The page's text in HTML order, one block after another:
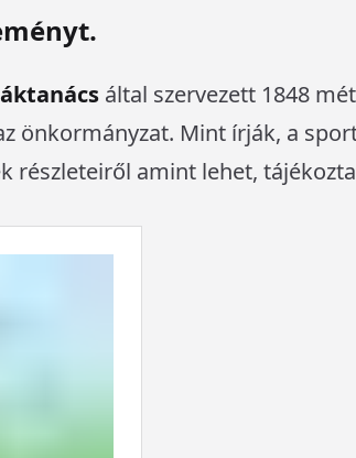
által szervezett 1848
önkormányzat. Mint írják, a
részleteiről amint lehet,